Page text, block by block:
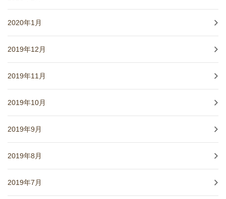
2020年1月
2019年12月
2019年11月
2019年10月
2019年9月
2019年8月
2019年7月